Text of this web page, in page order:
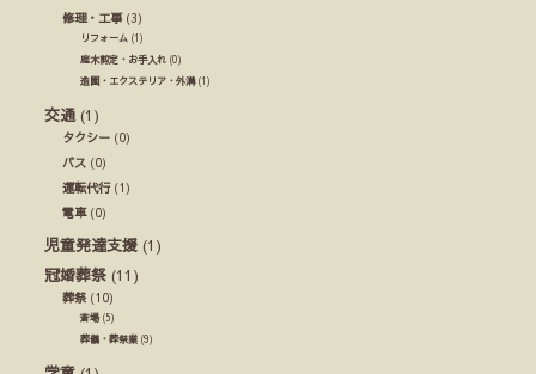
修理・工事(3)
リフォーム (1)
庭木剪定・お手入れ (0)
造園・エクステリア・外溝(1)
交通 (1)
タクシー (0)
バス (0)
運転代行(1)
電車(0)
児童発達支援 (1)
冠婚葬祭 (11)
葬祭(10)
斎場(5)
葬儀・葬祭業 (9)